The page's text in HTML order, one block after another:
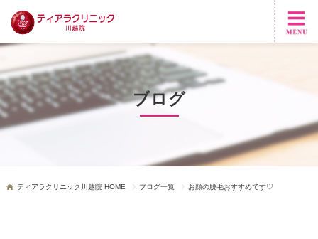
ブログ
ティアラクリニック川越院 HOME ブログ一覧 お顔の脱毛おすすめです♡